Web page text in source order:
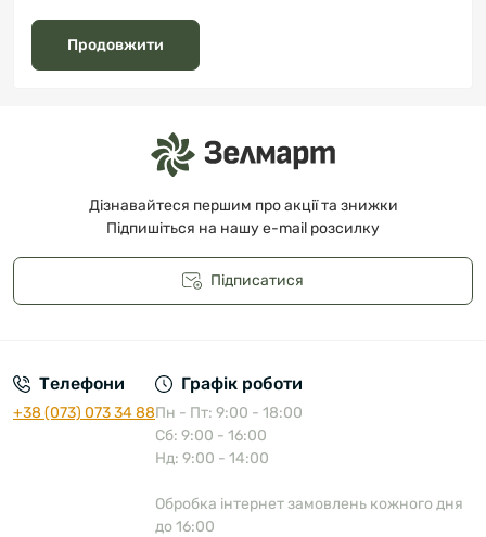
Продовжити
Дізнавайтеся першим про акції та знижки
Підпишіться на нашу e-mail розсилку
Підписатися
Телефони
+38 (073) 073 34 88
Графік роботи
Пн - Пт: 9:00 - 18:00
Сб: 9:00 - 16:00
Нд: 9:00 - 14:00
Обробка інтернет замовлень кожного дня
до 16:00